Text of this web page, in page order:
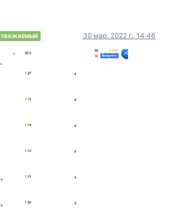
УВАЖАЕМЫЙ 30 мар. 2022 г., 14:46